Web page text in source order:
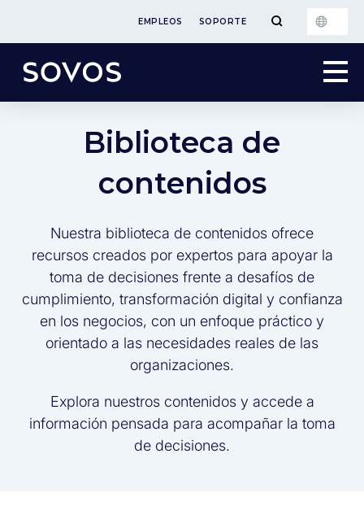
EMPLEOS SOPORTE
Biblioteca de
contenidos
Nuestra biblioteca de contenidos ofrece
recursos creados por expertos para apoyar la
toma de decisiones frente a desafíos de
cumplimiento, transformación digital y confianza
en los negocios, con un enfoque práctico y
orientado a las necesidades reales de las
organizaciones.
Explora nuestros contenidos y accede a
información pensada para acompañar la toma
de decisiones.